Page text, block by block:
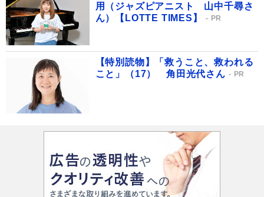
用（ジャズピアニスト 山中千尋さ
ん）【LOTTE TIMES】
PR
【特別読物】「救うこと、救われる
こと」（17） 角田光代さん
PR